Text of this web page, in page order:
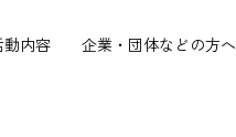
動内容 企業・団体などの方へ